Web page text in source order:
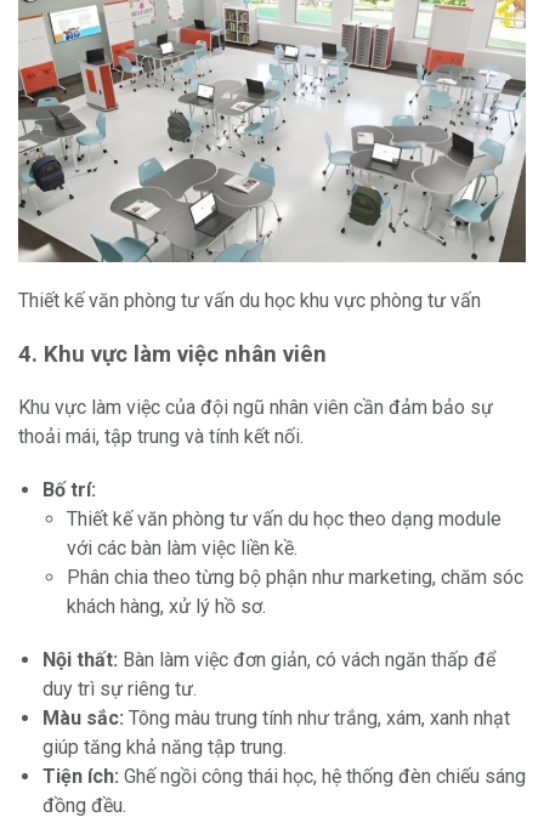
Thiết kế văn phòng tư vấn du học khu vực phòng tư vấn
4. Khu vực làm việc nhân viên
Khu vực làm việc của đội ngũ nhân viên cần đảm bảo sự
thoải mái, tập trung và tính kết nối.
Bố trí:
Thiết kế văn phòng tư vấn du học theo dạng module
với các bàn làm việc liền kề.
Phân chia theo từng bộ phận như marketing, chăm sóc
khách hàng, xử lý hồ sơ.
Nội thất: Bàn làm việc đơn giản, có vách ngăn thấp để
duy trì sự riêng tư.
Màu sắc: Tông màu trung tính như trắng, xám, xanh nhạt
giúp tăng khả năng tập trung.
Tiện ích: Ghế ngồi công thái học, hệ thống đèn chiếu sáng
đồng đều.